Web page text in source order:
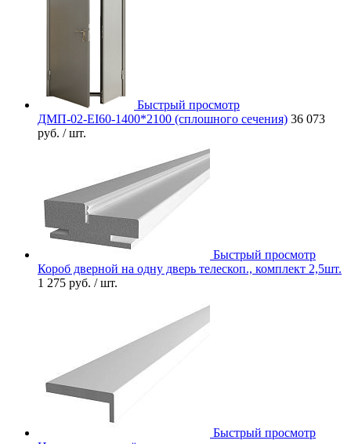
Быстрый просмотр
ДМП-02-EI60-1400*2100 (сплошного сечения) 36 073
руб. / шт.
Быстрый просмотр
Короб дверной на одну дверь телескоп., комплект 2,5шт.
1 275 руб. / шт.
Быстрый просмотр